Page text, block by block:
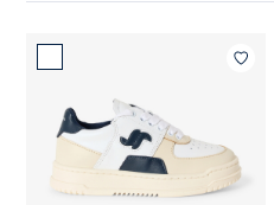
criança